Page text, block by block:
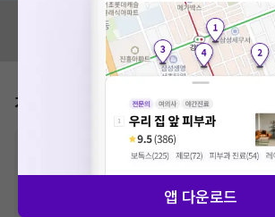
혹시 잘못된 병원정보가 있나요?
모두닥 팀에 알려주세요!
가격표
비급여 항목의 경우,추가비용 등으로 실제 가격과
한 가격은 해당 의료기관에 직접 문의해주세요.
※급여 항목의 경우,건강보험심사평가원에 고지되어
격입니다. (진료와 연관된 복합적인 비용이 추가되어,
산정될 수 있는 점 참고 바랍니다.)
앱 다운로드